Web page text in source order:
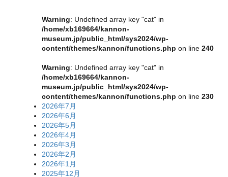
Warning: Undefined array key "cat" in
/home/xb169664/kannon-
museum.jp/public_html/sys2024/wp-
content/themes/kannon/functions.php on line 240
Warning: Undefined array key "cat" in
/home/xb169664/kannon-
museum.jp/public_html/sys2024/wp-
content/themes/kannon/functions.php on line 230
2026年7月
2026年6月
2026年5月
2026年4月
2026年3月
2026年2月
2026年1月
2025年12月